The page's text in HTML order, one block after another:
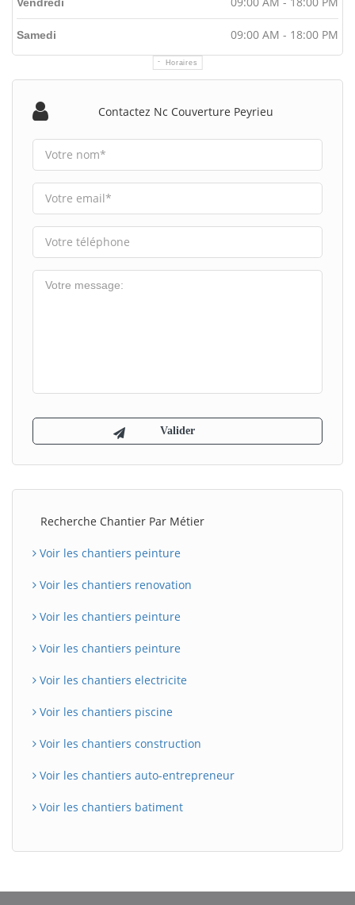
Horaires
Samedi 09:00 AM - 18:00 PM
Contactez Nc Couverture Peyrieu
Recherche Chantier Par Métier
Voir les chantiers peinture
Voir les chantiers renovation
Voir les chantiers peinture
Voir les chantiers peinture
Voir les chantiers electricite
Voir les chantiers piscine
Voir les chantiers construction
Voir les chantiers auto-entrepreneur
Voir les chantiers batiment